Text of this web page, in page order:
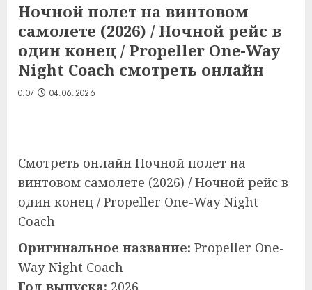
Ночной полет на винтовом
самолете (2026) / Ночной рейс в
один конец / Propeller One-Way
Night Coach смотреть онлайн
0:07 04.06.2026
Смотреть онлайн Ночной полет на
винтовом самолете (2026) / Ночной рейс в
один конец / Propeller One-Way Night
Coach
Оригинальное название: Propeller One-
Way Night Coach
Год выпуска: 2026